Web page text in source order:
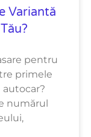
Variantă
pentru
primele
numărul